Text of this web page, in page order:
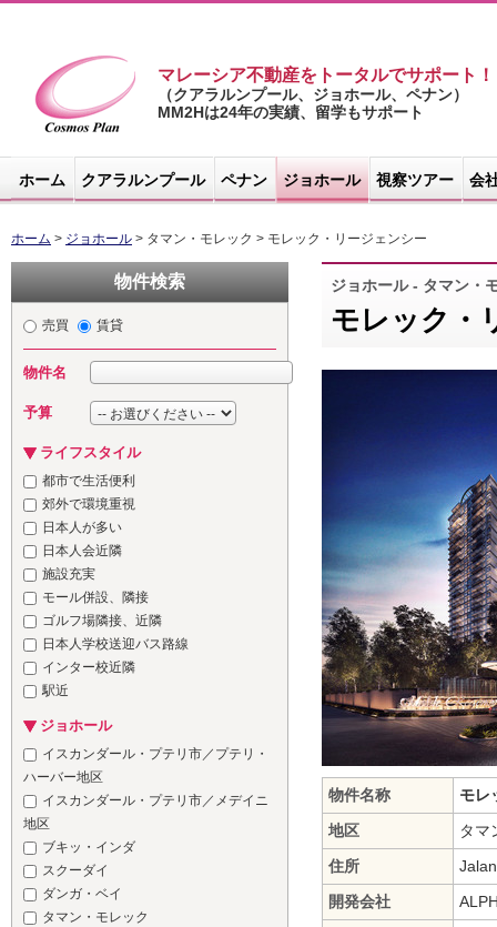
コスモスプラ
マレーシア不動産をトータルでサポート！
（クアラルンプール、ジョホール、ペナン）
MM2Hは24年の実績、留学もサポート
ホーム クアラルンプール ペナン ジョホール 視察ツアー 会
ホーム > ジョホール > タマン・モレック > モレック・リージェンシー
物件検索
売買 賃貸
物件名
予算
ライフスタイル
都市で生活便利
郊外で環境重視
日本人が多い
日本人会近隣
施設充実
モール併設、隣接
ゴルフ場隣接、近隣
日本人学校送迎バス路線
インター校近隣
駅近
ジョホール
イスカンダール・プテリ市／プテリ・
ハーバー地区
イスカンダール・プテリ市／メデイニ
地区
ブキッ・インダ
スクーダイ
ダンガ・ベイ
タマン・モレック
ジョホール - タマン・
モレック・
物件名称
モレ
地区
タマ
住所
開発会社